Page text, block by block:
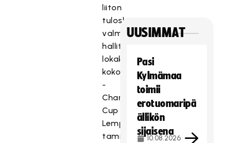
liiton
tuloskortti
valmistuu
hallituksen
lokakuun
kokoukseen
-
Champions
Cup
Lempäälässä
tammikuussa
UUSIMMAT
Pasi
Kylmämaa
toimii
erotuomaripä
ällikön
sijaisena
10.08.2026